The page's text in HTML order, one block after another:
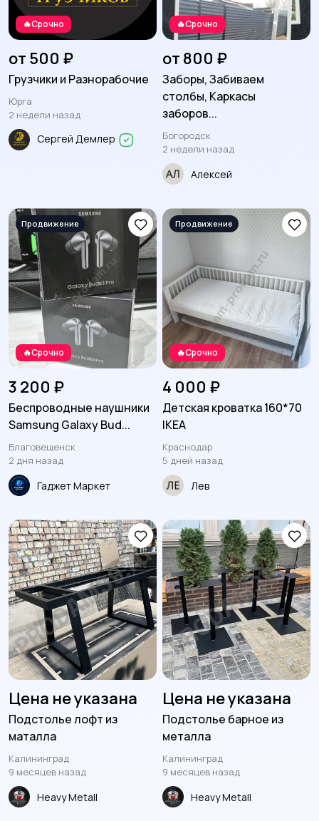
Кухонные гарнитуры
72
Охрана и
сигнализации
Сад и огород Садовая мебель
🔥Срочно
от 500 ₽
Грузчики и Разнорабочие
Юрга
2 недели назад
Сергей Демлер
🔥Срочно
от 800 ₽
Заборы, Забиваем
столбы, Каркасы
заборов...
Богородск
2 недели назад
Алексей
🔥Срочно
3 200 ₽
Беспроводные наушники
Samsung Galaxy Bud...
Благовещенск
2 дня назад
Гаджет Маркет
🔥Срочно
4 000 ₽
Детская кроватка 160*70
IKEA
Краснодар
5 дней назад
Лев
Цена не указана
Подстолье лофт из
маталла
Калининград
9 месяцев назад
Heavy Metall
Цена не указана
Подстолье барное из
металла
Калининград
9 месяцев назад
Heavy Metall